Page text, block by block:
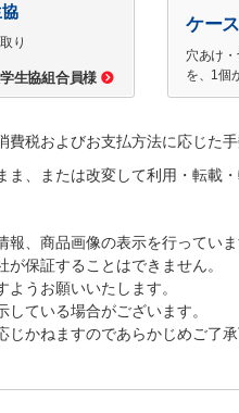
り
生協組合員様
ケー
穴あけ
を、1個
税およびお支払方法に応じた手
、または改変して利用・転載・
、商品画像の表示を行っていま
保証することはできません。
うお願いいたします。
ている場合がございます。
かねますのであらかじめご了承